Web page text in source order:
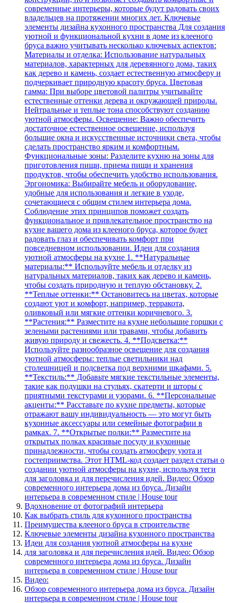
современные интерьеры, которые будут радовать своих
владельцев на протяжении многих лет. Ключевые
элементы дизайна кухонного пространства Для создания
уютной и функциональной кухни в доме из клееного
бруса важно учитывать несколько ключевых аспектов:
Материалы и отделка: Использование натуральных
материалов, характерных для деревянного дома, таких
как дерево и камень, создает естественную атмосферу и
подчеркивает природную красоту бруса. Цветовая
гамма: При выборе цветовой палитры учитывайте
естественные оттенки дерева и окружающей природы.
Нейтральные и теплые тона способствуют созданию
уютной атмосферы. Освещение: Важно обеспечить
достаточное естественное освещение, используя
большие окна и искусственные источники света, чтобы
сделать пространство ярким и комфортным.
Функциональные зоны: Разделите кухню на зоны для
приготовления пищи, приема пищи и хранения
продуктов, чтобы обеспечить удобство использования.
Эргономика: Выбирайте мебель и оборудование,
удобные для использования и легкие в уходе,
сочетающиеся с общим стилем интерьера дома.
Соблюдение этих принципов поможет создать
функциональное и привлекательное пространство на
кухне вашего дома из клееного бруса, которое будет
радовать глаз и обеспечивать комфорт при
повседневном использовании. Идеи для создания
уютной атмосферы на кухне 1. **Натуральные
материалы:** Используйте мебель и отделку из
натуральных материалов, таких как дерево и камень,
чтобы создать природную и теплую обстановку. 2.
**Теплые оттенки:** Остановитесь на цветах, которые
создают уют и комфорт, например, терракота,
оливковый или мягкие оттенки коричневого. 3.
**Растения:** Разместите на кухне небольшие горшки с
зелеными растениями или травами, чтобы добавить
живую природу и свежесть. 4. **Подсветка:**
Используйте разнообразное освещение для создания
уютной атмосферы: теплые светильники над
столешницей и подсветка под верхними шкафами. 5.
**Текстиль:** Добавьте мягкие текстильные элементы,
такие как подушки на стульях, скатерти и шторы с
приятными текстурами и узорами. 6. **Персональные
акценты:** Расставьте по кухне предметы, которые
отражают вашу индивидуальность — это могут быть
кухонные аксессуары или семейные фотографии в
рамках. 7. **Открытые полки:** Разместите на
открытых полках красивые посуду и кухонные
принадлежности, чтобы создать атмосферу уюта и
гостеприимства. Этот HTML-код создает раздел статьи о
создании уютной атмосферы на кухне, используя теги
для заголовка и для перечисления идей. Видео: Обзор
современного интерьера дома из бруса. Дизайн
интерьера в современном стиле | House tour
Вдохновение от фотографий интерьера
Как выбрать стиль для кухонного пространства
Преимущества клееного бруса в строительстве
Ключевые элементы дизайна кухонного пространства
Идеи для создания уютной атмосферы на кухне
для заголовка и для перечисления идей. Видео: Обзор
современного интерьера дома из бруса. Дизайн
интерьера в современном стиле | House tour
Видео:
Обзор современного интерьера дома из бруса. Дизайн
интерьера в современном стиле | House tour